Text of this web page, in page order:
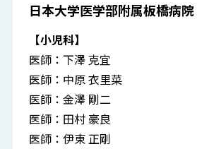
日本大学医学部附属板橋病院
【小児科】
医師：下澤 克宜
医師：中原 衣里菜
医師：金澤 剛二
医師：田村 豪良
医師：伊東 正剛